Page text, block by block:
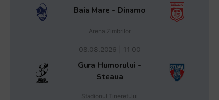
Baia Mare - Dinamo
Arena Zimbrilor
08.08.2026 | 11:00
Gura Humorului -
Steaua
Stadionul Tineretului